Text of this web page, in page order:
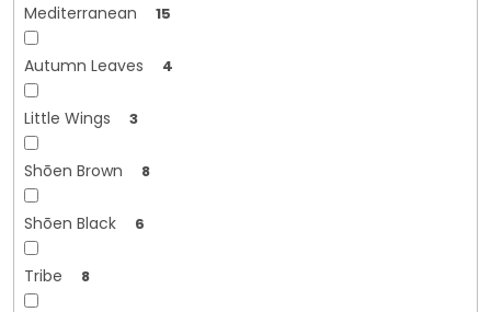
Mediterranean 15
Autumn Leaves 4
Little Wings 3
Shōen Brown 8
Shōen Black 6
Tribe 8